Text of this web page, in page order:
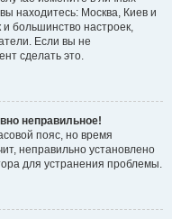
находитесь: Москва, Киев и
и большинство настроек,
Если вы не
сделать это.
неправильное!
пояс, но время
неправильно установлено
для устранения проблемы.